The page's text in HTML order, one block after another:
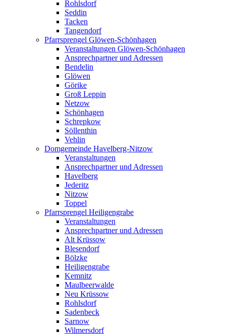
Rohlsdorf
Seddin
Tacken
Tangendorf
Pfarrsprengel Glöwen-Schönhagen
Veranstaltungen Glöwen-Schönhagen
Ansprechpartner und Adressen
Bendelin
Glöwen
Görike
Groß Leppin
Netzow
Schönhagen
Schrepkow
Söllenthin
Vehlin
Domgemeinde Havelberg-Nitzow
Veranstaltungen
Ansprechpartner und Adressen
Havelberg
Jederitz
Nitzow
Toppel
Pfarrsprengel Heiligengrabe
Veranstaltungen
Ansprechpartner und Adressen
Alt Krüssow
Blesendorf
Bölzke
Heiligengrabe
Kemnitz
Maulbeerwalde
Neu Krüssow
Rohlsdorf
Sadenbeck
Sarnow
Wilmersdorf